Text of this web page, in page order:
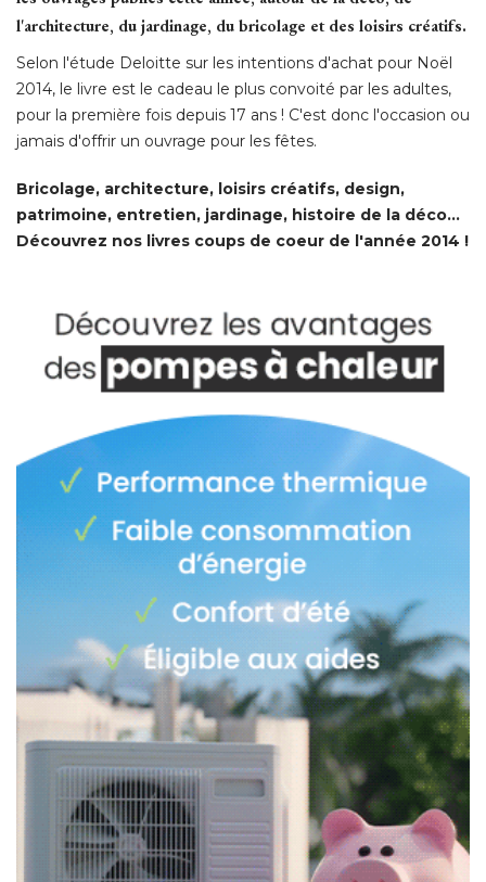
l'architecture, du jardinage, du bricolage et des loisirs créatifs.
Selon l'étude Deloitte sur les intentions d'achat pour Noël
2014, le livre est le cadeau le plus convoité par les adultes,
pour la première fois depuis 17 ans ! C'est donc l'occasion ou
jamais d'offrir un ouvrage pour les fêtes.
Bricolage, architecture, loisirs créatifs, design,
patrimoine, entretien, jardinage, histoire de la déco...
Découvrez nos livres coups de coeur de l'année 2014 !